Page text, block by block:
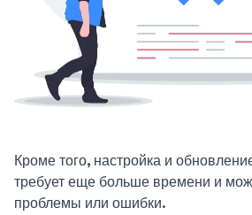
Кроме того, настройка и
требует еще больше времени и
проблемы или ошибки.